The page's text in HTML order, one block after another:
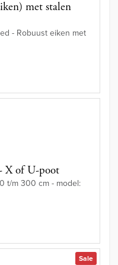
met stalen
- Robuust eiken met
X of U-poot
t/m 300 cm - model:
Sale